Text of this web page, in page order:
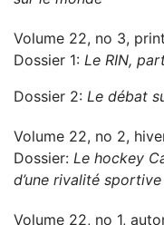
Volume 22, no 3,
Dossier 1: Le RIN,
Dossier 2: Le débat
Volume 22, no 2,
Dossier: Le hockey
d’une rivalité sportive
Volume 22, no 1,